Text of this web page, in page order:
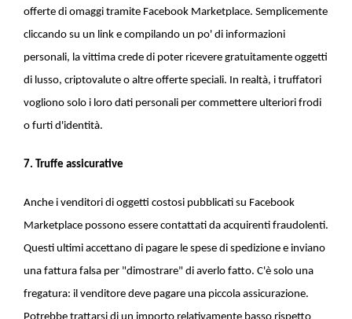
offerte di omaggi tramite Facebook Marketplace. Semplicemente
cliccando su un link e compilando un po' di informazioni
personali, la vittima crede di poter ricevere gratuitamente oggetti
di lusso, criptovalute o altre offerte speciali. In realtà, i truffatori
vogliono solo i loro dati personali per commettere ulteriori frodi
o furti d'identità.
7. Truffe assicurative
Anche i venditori di oggetti costosi pubblicati su Facebook
Marketplace possono essere contattati da acquirenti fraudolenti.
Questi ultimi accettano di pagare le spese di spedizione e inviano
una fattura falsa per "dimostrare" di averlo fatto. C'è solo una
fregatura: il venditore deve pagare una piccola assicurazione.